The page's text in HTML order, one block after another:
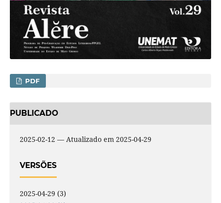
PDF
PUBLICADO
2025-02-12 — Atualizado em 2025-04-29
VERSÕES
2025-04-29 (3)